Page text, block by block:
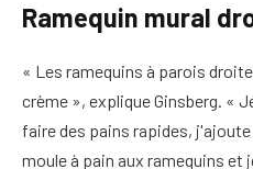
Ramequin mural
« Les ramequins à parois
crème », explique Ginsberg. «
faire des pains rapides,
moule à pain aux ramequins et